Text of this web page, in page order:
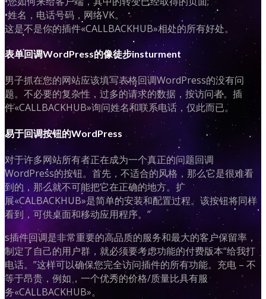
•姓名，电话号码，网络VK。
这是不是你的插件«CALLBACKHUB»相处的所有好处。
表单回调WordPress的像徒步insturment
男子抓在您的网站应该填写表格回调WordPress的没有问
题。不必要的复杂性，过多的请求的数据，按访问者。插
件«CALLBACKHUB»询问姓名和联系电话，仅此而已。
易于回调按钮的WordPress
对于许多网站所有者正在成为一个真正的问题回调
WordPress的按钮。首先，不适合的风格，那么它是很难看
到的，那么就不可能把它在正确的地方。扩
展«CALBACKHUB»是简单的安装和配置过程。该按钮将同样
看到，可供桌面和移动应用程序。”
s插件回调是非常重要的高品质的服务和最大的客户保留率，
制定了自己的用户群，就必须要考虑功能的付费版本“给我打
电话。”这样可以确保您完全访问插件的所有功能。充电 – 不
等于昂贵，例如，一个优秀的价格/质量比具有服
务«CALLBACKHUB»。